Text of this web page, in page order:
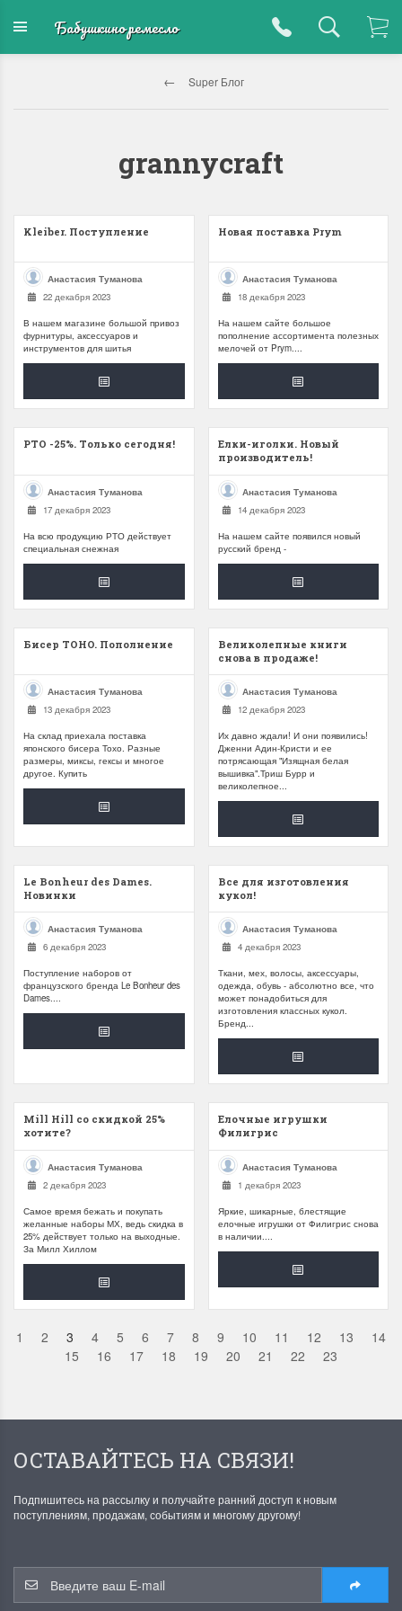
Бабушкино ремесло
Super Блог
grannycraft
Kleiber. Поступление
Анастасия Туманова
22 декабря 2023
В нашем магазине большой привоз
фурнитуры, аксессуаров и
инструментов для шитья
Новая поставка Prym
Анастасия Туманова
18 декабря 2023
На нашем сайте большое
пополнение ассортимента полезных
мелочей от Prym....
РТО -25%. Только сегодня!
Анастасия Туманова
17 декабря 2023
На всю продукцию РТО действует
специальная снежная
Елки-иголки. Новый
производитель!
Анастасия Туманова
14 декабря 2023
На нашем сайте появился новый
русский бренд -
Бисер TOHO. Пополнение
Анастасия Туманова
13 декабря 2023
На склад приехала поставка
японского бисера Тохо. Разные
размеры, миксы, гексы и многое
другое. Купить
Великолепные книги
снова в продаже!
Анастасия Туманова
12 декабря 2023
Их давно ждали! И они появились!
Дженни Адин-Кристи и ее
потрясающая "Изящная белая
вышивка".Триш Бурр и
великолепное...
Le Bonheur des Dames.
Новинки
Анастасия Туманова
6 декабря 2023
Поступление наборов от
французского бренда Le Bonheur des
Dames....
Все для изготовления
кукол!
Анастасия Туманова
4 декабря 2023
Ткани, мех, волосы, аксессуары,
одежда, обувь - абсолютно все, что
может понадобиться для
изготовления классных кукол.
Бренд...
Mill Hill со скидкой 25%
хотите?
Анастасия Туманова
2 декабря 2023
Самое время бежать и покупать
желанные наборы МХ, ведь скидка в
25% действует только на выходные.
За Милл Хиллом
Елочные игрушки
Филигрис
Анастасия Туманова
1 декабря 2023
Яркие, шикарные, блестящие
елочные игрушки от Филигрис снова
в наличии....
1 2 3 4 5 6 7 8 9 10 11 12 13
14
15
16 17 18 19 20 21 22 23
ОСТАВАЙТЕСЬ НА СВЯЗИ!
Подпишитесь на рассылку и получайте ранний доступ к новым
поступлениям, продажам, событиям и многому другому!